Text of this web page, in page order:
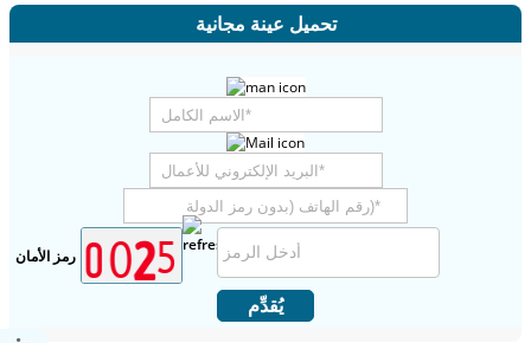
تحميل عينة مجانية
رمز الأمان
يُقدِّم